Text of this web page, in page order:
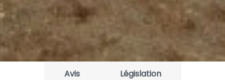
Avis Législation